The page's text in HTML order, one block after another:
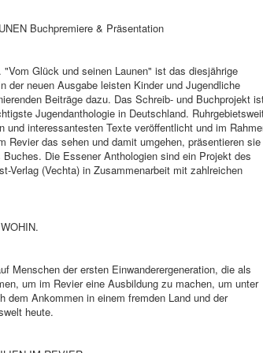
Buchpremiere & Präsentation
Glück und seinen Launen" ist das diesjährige
der neuen Ausgabe leisten Kinder und Jugendliche
Beiträge dazu. Das Schreib- und Buchprojekt
Jugendanthologie in Deutschland.
interessantesten Texte veröffentlicht und im
das sehen und damit umgehen, präsentieren sie
Die Essener Anthologien sind ein Projekt des
Verlag (Vechta) in Zusammenarbeit mit zahlreichen
Menschen der ersten Einwanderergeneration, die als
um im Revier eine Ausbildung zu machen, um unter
Ankommen in einem fremden Land und der
heute.